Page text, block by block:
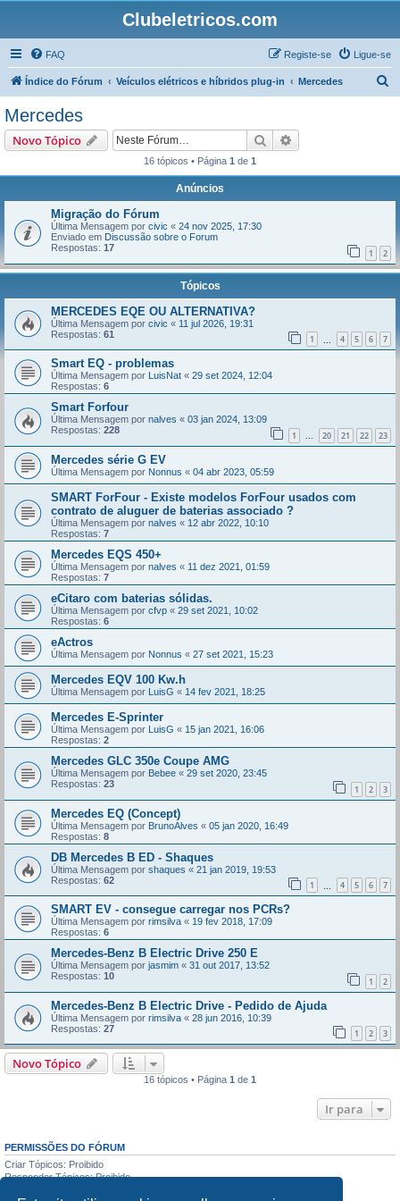
Clubeletricos.com
FAQ Ligue-se
Registe-se
Índice do Fórum Veículos elétricos e híbridos plug-in Mercedes
Mercedes
Novo Tópico Pesquisar
16 tópicos • Página 1 de 1
Anúncios
Migração do Fórum
Última Mensagem por civic « 24 nov 2025, 17:30
Enviado em Discussão sobre o Forum
Respostas: 17 1 2
Tópicos
MERCEDES EQE OU ALTERNATIVA?
Última Mensagem por civic « 11 jul 2026, 19:31
Respostas: 61 1 4 5 6 7
Smart EQ - problemas
Última Mensagem por LuisNat « 29 set 2024, 12:04
Respostas: 6
Smart Forfour
Última Mensagem por nalves « 03 jan 2024, 13:09
Respostas: 228 1 ... 20 21 22 23
Mercedes série G EV
Última Mensagem por Nonnus « 04 abr 2023, 05:59
SMART ForFour - Existe modelos ForFour usados com
contrato de aluguer de baterias associado ?
Última Mensagem por nalves « 12 abr 2022, 10:10
Respostas: 7
Mercedes EQS 450+
Última Mensagem por nalves « 11 dez 2021, 01:59
Respostas: 7
eCitaro com baterias sólidas.
Última Mensagem por cfvp « 29 set 2021, 10:02
Respostas: 6
eActros
Última Mensagem por Nonnus « 27 set 2021, 15:23
Mercedes EQV 100 Kw.h
Última Mensagem por LuisG « 14 fev 2021, 18:25
Mercedes E-Sprinter
Última Mensagem por LuisG « 15 jan 2021, 16:06
Respostas: 2
Mercedes GLC 350e Coupe AMG
Última Mensagem por Bebee « 29 set 2020, 23:45
Respostas: 23 1 2 3
Mercedes EQ (Concept)
Última Mensagem por BrunoAlves « 05 jan 2020, 16:49
Respostas: 8
DB Mercedes B ED - Shaques
Última Mensagem por shaques « 21 jan 2019, 19:53
Respostas: 62 1 4 5 6 7
SMART EV - consegue carregar nos PCRs?
Última Mensagem por rimsilva « 19 fev 2018, 17:09
Respostas: 6
Mercedes-Benz B Electric Drive 250 E
Última Mensagem por jasmim « 31 out 2017, 13:52
Respostas: 10 1 2
Mercedes-Benz B Electric Drive - Pedido de Ajuda
Última Mensagem por rimsilva « 28 jun 2016, 10:39
Respostas: 27 1 2 3
Novo Tópico
16 tópicos • Página 1 de 1
Ir para
PERMISSÕES DO FÓRUM
Criar Tópicos: Proibido
Responder Tópicos: Proibido